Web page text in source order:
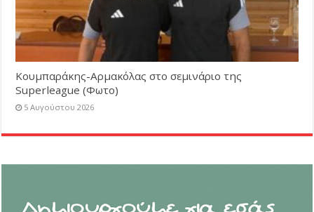
Κουμπαράκης-Αρμακόλας στο σεμινάριο της
Superleague (Φωτο)
5 Αυγούστου 2026